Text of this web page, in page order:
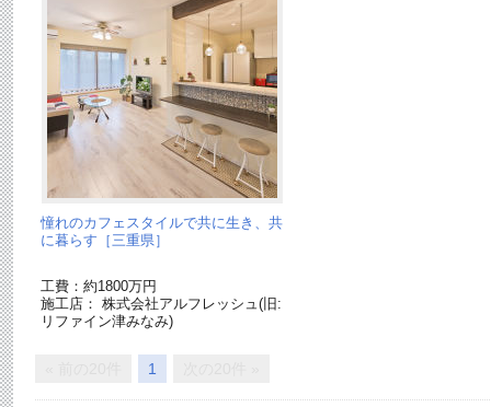
憧れのカフェスタイルで共に生き、共
に暮らす［三重県］
工費：約1800万円
施工店： 株式会社アルフレッシュ(旧:
リファイン津みなみ)
1